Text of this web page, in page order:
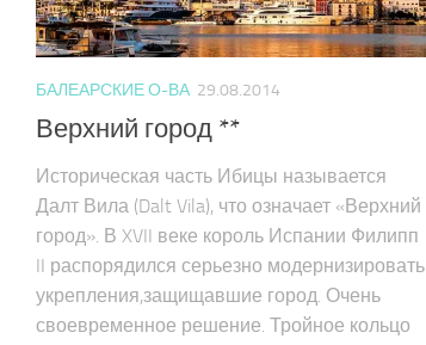
БАЛЕАРСКИЕ О-ВА 29.08.2014
Верхний город **
Историческая часть Ибицы называется
Далт Вила (Dalt Vila), что означает «Верхний
город». В XVII веке король Испании Филипп
II распорядился серьезно модернизировать
укрепления,защищавшие город. Очень
своевременное решение. Тройное кольцо